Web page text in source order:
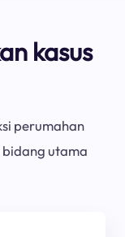
kasus
perumahan
utama